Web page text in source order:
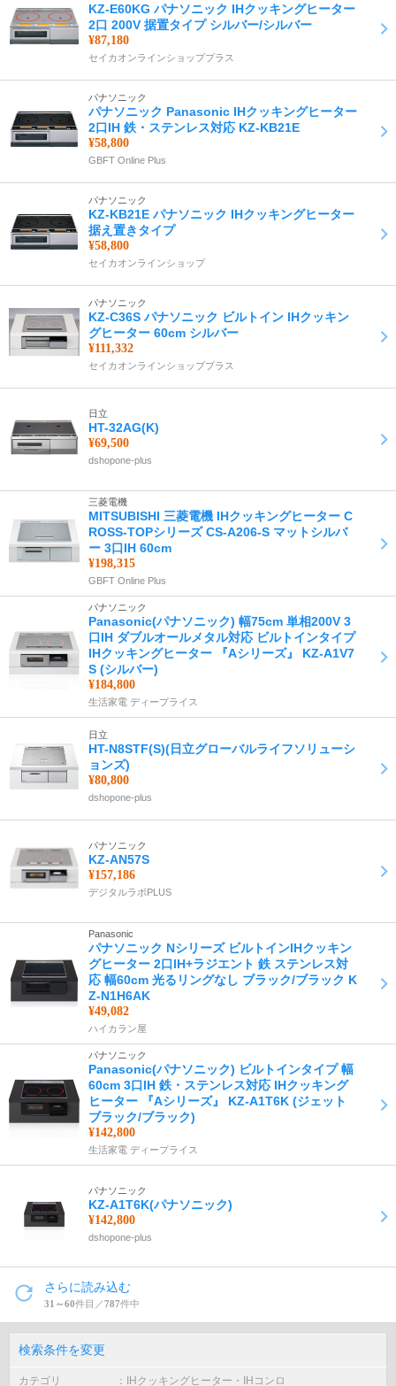
KZ-E60KG パナソニック IHクッキングヒーター
2口 200V 据置タイプ シルバー/シルバー
¥87,180
セイカオンラインショッププラス
パナソニック
パナソニック Panasonic IHクッキングヒーター
2口IH 鉄・ステンレス対応 KZ-KB21E
¥58,800
GBFT Online Plus
パナソニック
KZ-KB21E パナソニック IHクッキングヒーター
据え置きタイプ
¥58,800
セイカオンラインショップ
パナソニック
KZ-C36S パナソニック ビルトイン IHクッキン
グヒーター 60cm シルバー
¥111,332
セイカオンラインショッププラス
日立
HT-32AG(K)
¥69,500
dshopone-plus
三菱電機
MITSUBISHI 三菱電機 IHクッキングヒーター C
ROSS-TOPシリーズ CS-A206-S マットシルバ
ー 3口IH 60cm
¥198,315
GBFT Online Plus
パナソニック
Panasonic(パナソニック) 幅75cm 単相200V 3
口IH ダブルオールメタル対応 ビルトインタイプ
IHクッキングヒーター 『Aシリーズ』 KZ-A1V7
S (シルバー)
¥184,800
生活家電 ディープライス
日立
HT-N8STF(S)(日立グローバルライフソリューシ
ョンズ)
¥80,800
dshopone-plus
パナソニック
KZ-AN57S
¥157,186
デジタルラボPLUS
Panasonic
パナソニック Nシリーズ ビルトインIHクッキン
グヒーター 2口IH+ラジエント 鉄 ステンレス対
応 幅60cm 光るリングなし ブラック/ブラック K
Z-N1H6AK
¥49,082
ハイカラン屋
パナソニック
Panasonic(パナソニック) ビルトインタイプ 幅
60cm 3口IH 鉄・ステンレス対応 IHクッキング
ヒーター 『Aシリーズ』 KZ-A1T6K (ジェット
ブラック/ブラック)
¥142,800
生活家電 ディープライス
パナソニック
KZ-A1T6K(パナソニック)
¥142,800
dshopone-plus
さらに読み込む
31～60件目／787件中
検索条件を変更
カテゴリ IHクッキングヒーター・IHコンロ